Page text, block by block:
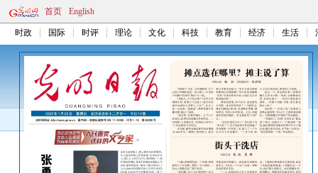
首页 English
时政 国际 时评 理论 文化 科技 教育 经济 生活